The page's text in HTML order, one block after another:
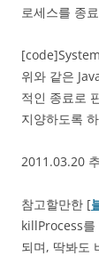
로세스를 종
위와 같은
적인 종료로
지양하도록
2011.03.20
참고할만한 [
killProcess를
되며, 딱봐도